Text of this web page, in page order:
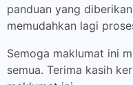
panduan yang
memudahkan lagi
Semoga maklumat ini
semua. Terima kasih